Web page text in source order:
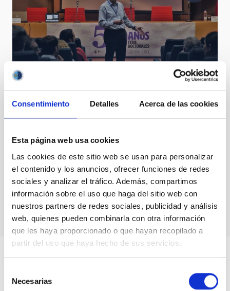
Consentimiento Detalles Acerca de las cookies
Esta página web usa cookies
Las cookies de este sitio web se usan para personalizar
el contenido y los anuncios, ofrecer funciones de redes
sociales y analizar el tráfico. Además, compartimos
información sobre el uso que haga del sitio web con
nuestros partners de redes sociales, publicidad y análisis
web, quienes pueden combinarla con otra información
que les haya proporcionado o que hayan recopilado a
partir del uso que haya hecho de sus servicios.
Necesarias
Valentín Martínez, director del National Solar
Observatory (NSO).
Lluvia de "estrellas" en El Teide